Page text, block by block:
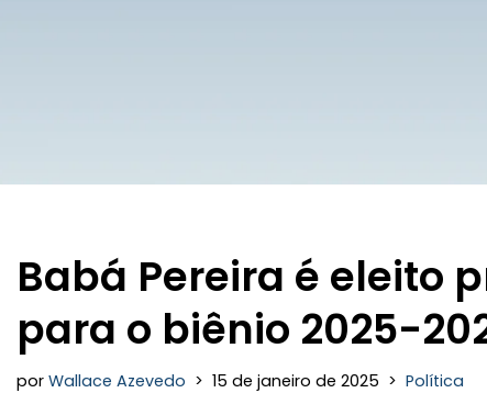
Babá Pereira é eleito
para o biênio 2025-
por Wallace Azevedo 15 de janeiro de 2025 Política